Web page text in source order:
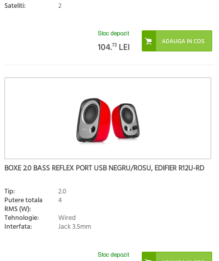
Sateliti: 2
Stoc depozit
104.73 LEI
BOXE 2.0 BASS REFLEX PORT USB NEGRU/ROSU, EDIFIER R12U-RD
Tip: 2.0
Putere totala
RMS (W):
4
Tehnologie:
Wired
Interfata: Jack 3.5mm
Stoc depozit